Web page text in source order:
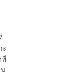
ะ
ที่